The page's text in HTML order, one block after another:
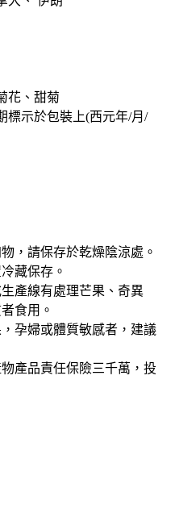
花、甜菊
標示於包裝上(西元年/月/
，請保存於乾燥陰涼處。
藏保存。
產線有處理芒果、奇異
食用。
孕婦或體質敏感者，建議
產品責任保險三千萬，投